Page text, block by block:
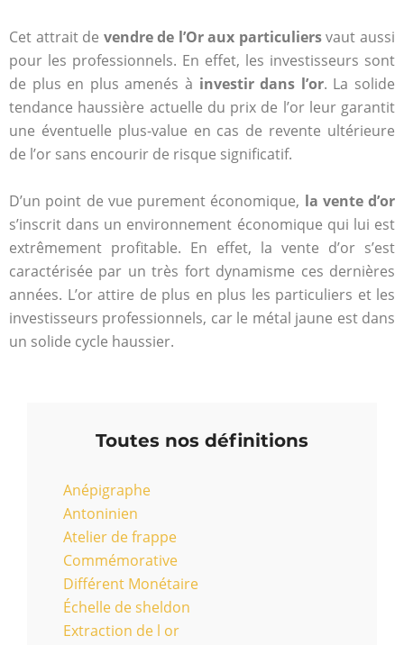
Cet attrait de vendre de l’Or aux particuliersvaut aussi
pour les professionnels. En effet, les investisseurs sont
de plus en plus amenés à investir dans l’or. La solide
tendance haussière actuelle du prix de l’or leur garantit
une éventuelle plus-value en cas de revente ultérieure
de l’or sans encourir de risque significatif.
D’un point de vue purement économique, la vente d’or
s’inscrit dans un environnement économique qui lui est
extrêmement profitable. En effet, la vente d’or s’est
caractérisée par un très fort dynamisme ces dernières
années. L’or attire de plus en plus les particuliers et les
investisseurs professionnels, car le métal jaune est dans
un solide cycle haussier.
Toutes nos définitions
Anépigraphe
Antoninien
Atelier de frappe
Commémorative
Différent Monétaire
Échelle de sheldon
Extraction de l or